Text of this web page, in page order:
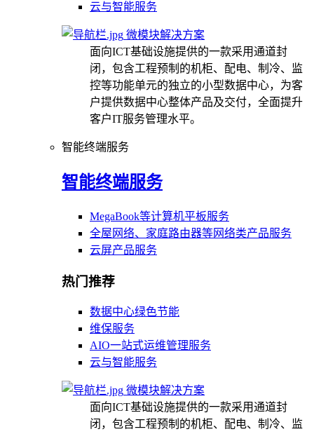
云与智能服务
微模块解决方案
面向ICT基础设施提供的一款采用通道封
闭，包含工程预制的机柜、配电、制冷、监
控等功能单元的独立的小型数据中心，为客
户提供数据中心整体产品及交付，全面提升
客户IT服务管理水平。
智能终端服务
智能终端服务
MegaBook等计算机平板服务
全屋网络、家庭路由器等网络类产品服务
云屏产品服务
热门推荐
数据中心绿色节能
维保服务
AIO一站式运维管理服务
云与智能服务
微模块解决方案
面向ICT基础设施提供的一款采用通道封
闭，包含工程预制的机柜、配电、制冷、监